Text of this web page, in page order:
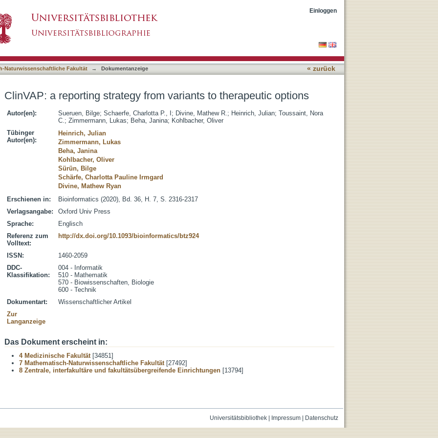
Einloggen
Naturwissenschaftliche Fakultät → Dokumentanzeige « zurück
ClinVAP: a reporting strategy from variants to therapeutic options
Autor(en): Sueruen, Bilge; Schaerfe, Charlotta P., I ; Divine, Mathew R.; Heinrich, Julian; Toussaint, Nora
C.; Zimmermann, Lukas; Beha, Janina; Kohlbacher, Oliver
Tübinger
Autor(en):
Heinrich, Julian
Zimmermann, Lukas
Beha, Janina
Kohlbacher, Oliver
Sürün, Bilge
Schärfe, Charlotta Pauline Irmgard
Divine, Mathew Ryan
Erschienen in:
Bioinformatics (2020), Bd. 36, H. 7, S. 2316-2317
Verlagsangabe:
Oxford Univ Press
Sprache:
Englisch
Referenz zum
Volltext:
http://dx.doi.org/10.1093/bioinformatics/btz924
ISSN:
1460-2059
DDC-
Klassifikation:
004 - Informatik
510 - Mathematik
570 - Biowissenschaften, Biologie
600 - Technik
Dokumentart:
Wissenschaftlicher Artikel
Zur
Langanzeige
Das Dokument erscheint in:
4 Medizinische Fakultät[34851]
7 Mathematisch-Naturwissenschaftliche Fakultät[27492]
8 Zentrale, interfakultäre und fakultätsübergreifende Einrichtungen [13794]
Universitätsbibliothek| Impressum| Datenschutz